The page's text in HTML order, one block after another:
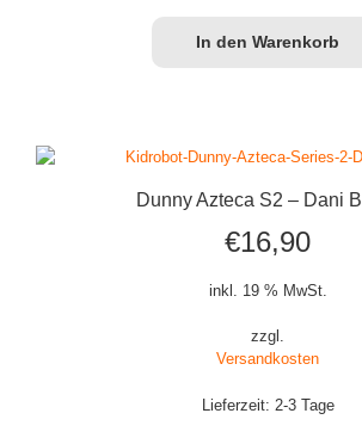
In den Warenkorb
Dunny Azteca S2 – Dani
€16,90
inkl. 19 % MwSt.
zzgl.
Versandkosten
Lieferzeit: 2-3 Tage